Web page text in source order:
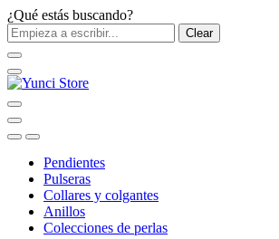
¿Qué estás buscando?
Clear
Pendientes
Pulseras
Collares y colgantes
Anillos
Colecciones de perlas